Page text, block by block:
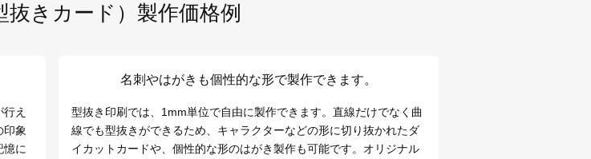
きカード） 製作価格例
え
印象
憶に
名刺やはがきも個性的な形で製作できます。
型抜き印刷では、1mm単位で自由に製作できます。直線だけでなく曲
線でも型抜きができるため、キャラクターなどの形に切り抜かれたダ
イカットカードや、個性的な形のはがき製作も可能です。オリジナル